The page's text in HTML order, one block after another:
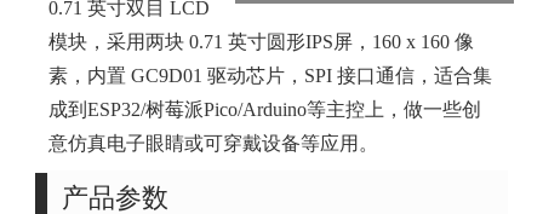
0.71 英寸双目 LCD
模块，采用两块 0.71 英寸圆形IPS屏，160 x 160 像
素，内置 GC9D01 驱动芯片，SPI 接口通信，适合集
成到ESP32/树莓派Pico/Arduino等主控上，做一些创
意仿真电子眼睛或可穿戴设备等应用。
产品参数